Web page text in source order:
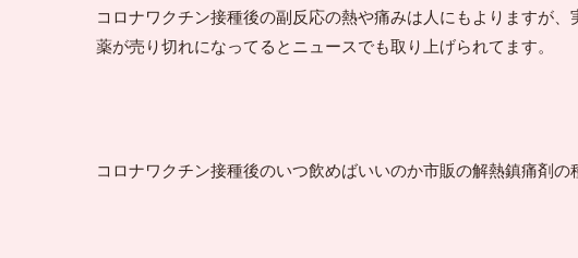
コロナワクチン接種後の副反応の熱や痛みは人にもよりますが
薬が売り切れになってるとニュースでも取り上げられてます。
コロナワクチン接種後のいつ飲めばいいのか市販の解熱鎮痛剤の